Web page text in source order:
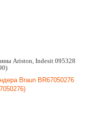
Ariston, Indesit 095328